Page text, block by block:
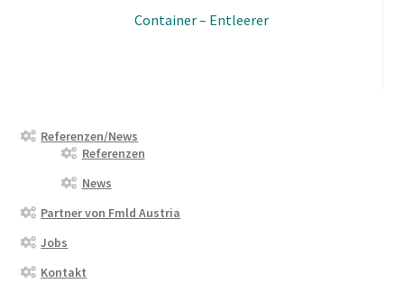
Container – Entleerer
Referenzen/News
Referenzen
News
Partner von Fmld Austria
Jobs
Kontakt